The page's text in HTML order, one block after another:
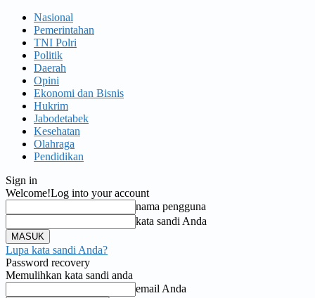
Nasional
Pemerintahan
TNI Polri
Politik
Daerah
Opini
Ekonomi dan Bisnis
Hukrim
Jabodetabek
Kesehatan
Olahraga
Pendidikan
Sign in
Welcome!Log into your account
nama pengguna
kata sandi Anda
Lupa kata sandi Anda?
Password recovery
Memulihkan kata sandi anda
email Anda